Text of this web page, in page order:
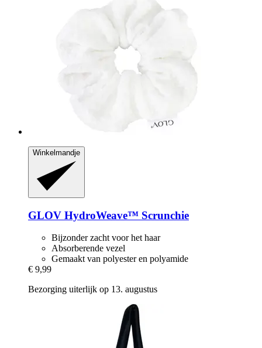
Winkelmandje
GLOV HydroWeave™ Scrunchie
Bijzonder zacht voor het haar
Absorberende vezel
Gemaakt van polyester en polyamide
€ 9,99
Bezorging uiterlijk op 13. augustus